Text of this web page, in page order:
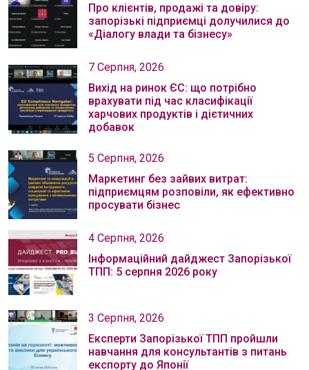
Про клієнтів, продажі та довіру:
запорізькі підприємці долучилися до
«Діалогу влади та бізнесу»
7 Серпня, 2026
Вихід на ринок ЄС: що потрібно
врахувати під час класифікації
харчових продуктів і дієтичних
добавок
5 Серпня, 2026
Маркетинг без зайвих витрат:
підприємцям розповіли, як ефективно
просувати бізнес
4 Серпня, 2026
Інформаційний дайджест Запорізької
ТПП: 5 серпня 2026 року
3 Серпня, 2026
Експерти Запорізької ТПП пройшли
навчання для консультантів з питань
експорту до Японії